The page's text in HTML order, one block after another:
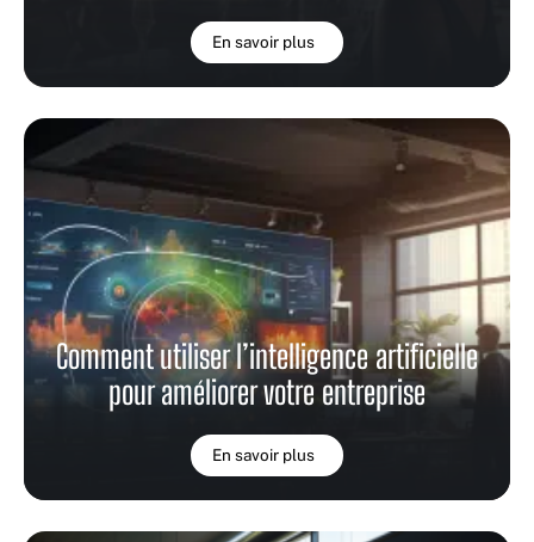
En savoir plus
Comment utiliser l’intelligence artificielle
pour améliorer votre entreprise
En savoir plus